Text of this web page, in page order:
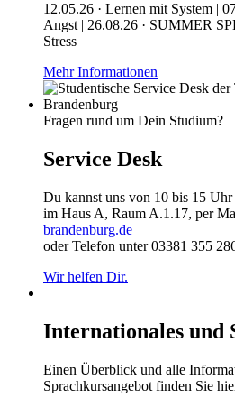
12.05.26 · Lernen mit System |
Angst | 26.08.26 · SUMMER
Stress
Mehr Informationen
Fragen rund um Dein Studium?
Service Desk
Du kannst uns von 10 bis 15 Uhr
im Haus A, Raum A.1.17, per
brandenburg.de
oder Telefon unter 03381 355
Wir helfen Dir.
Internationales und
Einen Überblick und alle
Sprachkursangebot finden Sie